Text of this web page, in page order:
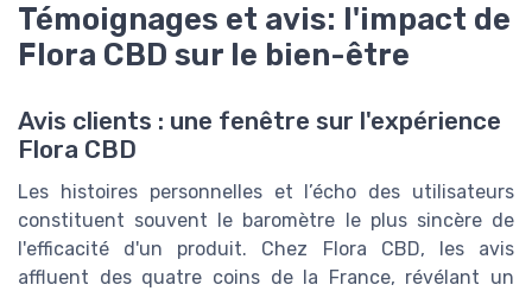
Témoignages et avis: l'impact de
Flora CBD sur le bien-être
Avis clients : une fenêtre sur l'expérience
Flora CBD
Les histoires personnelles et l’écho des utilisateurs
constituent souvent le baromètre le plus sincère de
l'efficacité d'un produit. Chez Flora CBD, les avis
affluent des quatre coins de la France, révélant un